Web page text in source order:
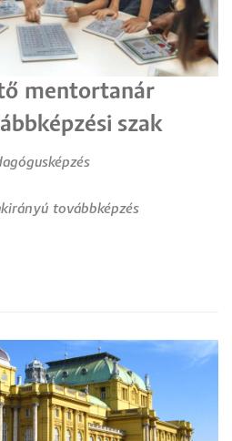
mentortanár
szak
továbbképzés